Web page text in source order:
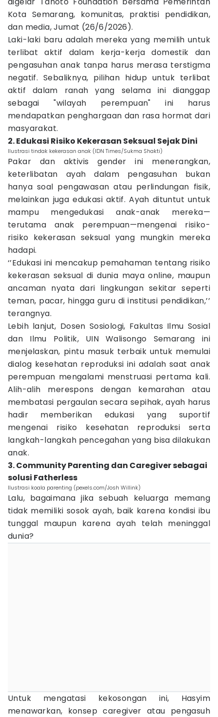
Kota Semarang, komunitas, praktisi pendidikan,
dan media, Jumat (26/6/2026).
Laki-laki baru adalah mereka yang memilih untuk
terlibat aktif dalam kerja-kerja domestik dan
pengasuhan anak tanpa harus merasa terstigma
negatif. Sebaliknya, pilihan hidup untuk terlibat
aktif dalam ranah yang selama ini dianggap
sebagai "wilayah perempuan" ini harus
mendapatkan penghargaan dan rasa hormat dari
masyarakat.
2. Edukasi Risiko Kekerasan Seksual Sejak Dini
Ilustrasi tindak kekerasan anak (IDN Times/Sukma Shakti)
Pakar dan aktivis gender ini menerangkan,
keterlibatan ayah dalam pengasuhan bukan
hanya soal pengawasan atau perlindungan fisik,
melainkan juga edukasi aktif. Ayah dituntut untuk
mampu mengedukasi anak-anak mereka—
terutama anak perempuan—mengenai risiko-
risiko kekerasan seksual yang mungkin mereka
hadapi.
‘’Edukasi ini mencakup pemahaman tentang risiko
kekerasan seksual di dunia maya online, maupun
ancaman nyata dari lingkungan sekitar seperti
teman, pacar, hingga guru di institusi pendidikan,’’
terangnya.
Lebih lanjut, Dosen Sosiologi, Fakultas Ilmu Sosial
dan Ilmu Politik, UIN Walisongo Semarang ini
menjelaskan, pintu masuk terbaik untuk memulai
dialog kesehatan reproduksi ini adalah saat anak
perempuan mengalami menstruasi pertama kali.
Alih-alih merespons dengan kemarahan atau
membatasi pergaulan secara sepihak, ayah harus
hadir memberikan edukasi yang suportif
mengenai risiko kesehatan reproduksi serta
langkah-langkah pencegahan yang bisa dilakukan
anak.
3. Community Parenting dan Caregiver sebagai
solusi Fatherless
Ilustrasi koala parenting (pexels.com/Josh Willink)
Lalu, bagaimana jika sebuah keluarga memang
tidak memiliki sosok ayah, baik karena kondisi ibu
tunggal maupun karena ayah telah meninggal
dunia?
Untuk mengatasi kekosongan ini, Hasyim
menawarkan, konsep caregiver atau pengasuh